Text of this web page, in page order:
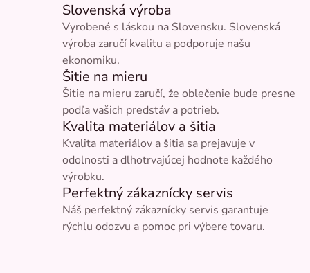
Slovenská výroba
Vyrobené s láskou na Slovensku. Slovenská
výroba zaručí kvalitu a podporuje našu
ekonomiku.
Šitie na mieru
Šitie na mieru zaručí, že oblečenie bude presne
podľa vašich predstáv a potrieb.
Kvalita materiálov a šitia
Kvalita materiálov a šitia sa prejavuje v
odolnosti a dlhotrvajúcej hodnote každého
výrobku.
Perfektný zákaznícky servis
Náš perfektný zákaznícky servis garantuje
rýchlu odozvu a pomoc pri výbere tovaru.